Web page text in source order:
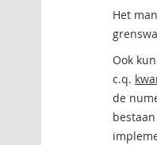
Het
Ook
c.q.
de